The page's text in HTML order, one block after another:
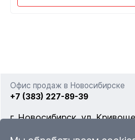
Офис продаж в Новосибирске
+7 (383) 227-89-39
г. Новосибирск, ул.